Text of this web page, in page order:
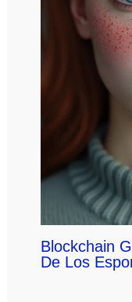
Blockchain
De Los